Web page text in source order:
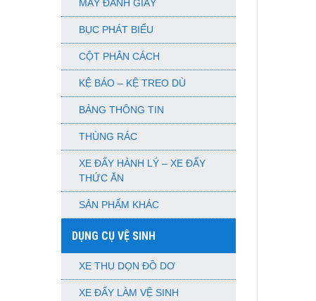
MÁY ĐÁNH GIÀY
BỤC PHÁT BIỂU
CỘT PHÂN CÁCH
KỆ BÁO – KỆ TREO DÙ
BẢNG THÔNG TIN
THÙNG RÁC
XE ĐẨY HÀNH LÝ – XE ĐẨY
THỨC ĂN
SẢN PHẨM KHÁC
DỤNG CỤ VỆ SINH
XE THU DỌN ĐỒ DƠ
XE ĐẨY LÀM VỆ SINH